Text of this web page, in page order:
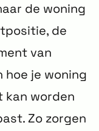
de woning
de
van
hoe je woning
kan worden
Zo zorgen